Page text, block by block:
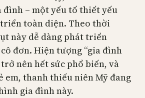
đình – một yếu tố thiết yếu
toàn diện. Theo thời
này dễ dàng phát triển
đơn. Hiện tượng “gia đình
nên hết sức phổ biến, và
em, thanh thiếu niên Mỹ đang
gia đình này.